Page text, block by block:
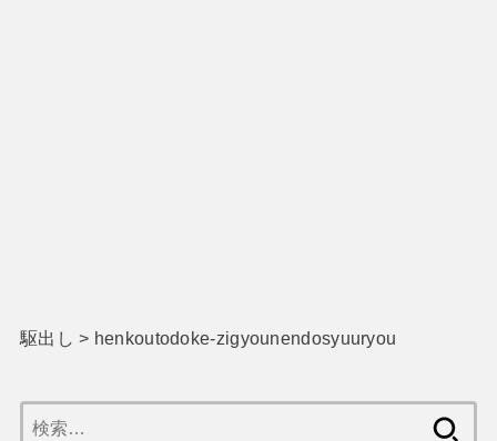
駆出し > henkoutodoke-zigyounendosyuuryou